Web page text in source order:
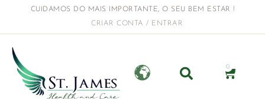
CUIDAMOS DO MAIS IMPORTANTE, O SEU BEM ESTAR !
CRIAR CONTA / ENTRAR
0